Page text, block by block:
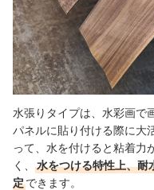
水張りタイプは、水彩画で
パネルに貼り付ける際に大
って、水を付けると粘着力
く、
水をつける特性上、耐
定できます。